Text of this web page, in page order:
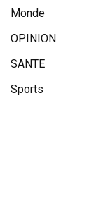
Monde
OPINION
SANTE
Sports